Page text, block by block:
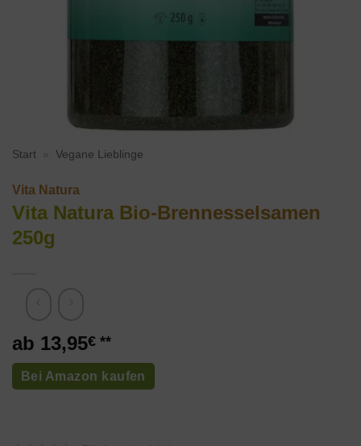
Start Vegane Lieblinge
Vita Natura
Vita Natura Bio-Brennesselsamen
250g
13,95€
Bei Amazon kaufen